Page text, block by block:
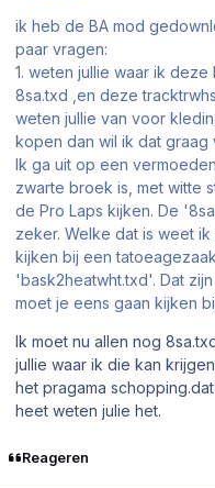
ik heb de BA mod
paar vragen:
1. weten jullie waar ik
8sa.txd ,en deze
weten jullie van voor
kopen dan wil ik dat graag
Ik ga uit op een
zwarte broek is, met witte
de Pro Laps kijken. De
zeker. Welke dat is weet
kijken bij een
'bask2heatwht.txd'. Dat
moet je eens gaan kijken
Ik moet nu allen nog
jullie waar ik die kan
het pragama
heet weten julie het.
Reageren